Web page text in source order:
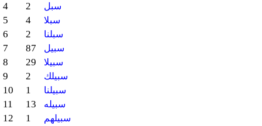
4 2 سبل
5 4 سبلا
6 2 سبلنا
7 87 سبيل
8 29 سبيلا
9 2 سبيلك
10 1 سبيلنا
11 13 سبيله
12 1 سبيلهم